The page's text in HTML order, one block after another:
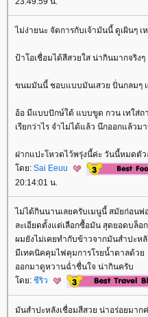
ไม่ง่ายนะ จัดการกับเจ้ามันนี้ ดูเผินๆ
ป้าโอเชื่อมได้สีสวยใส น่ากินมากจริงๆ
ขนมมันนี้ ชอบแบบมันเสวย ปั่นกลมๆ
อ้อ มีแบบปักษ์ใต้ แบบขูด กวน เทใส่ถ
เรียกว่าไร จำไม่ได้แล้ว นึกออกแล้วม
ฝากแปะโหวตไว้พรุ่งนี้ค่ะ วันนี้หมดตัว
ดย: Sai Eeuu
20:14:01 น.
ไม่ได้กินนานเลยครับเมนูนี้ สมัยก่อน
ละเอียดตั้งแต่เลือกซื้อมัน สุดยอดบล็อ
ผมยังไม่เคยทำกับข้าวจากมันสำปะห
มีเทคนิคคุมไฟคุมการโรยน้ำตาลด้ว
ออกมาดูหวานฉ่ำชื่นใจ น่ากินครับ
ดย: ชีริว
มันสำปะหลังเชื่อมสีสวย น่าอร่อยมาก